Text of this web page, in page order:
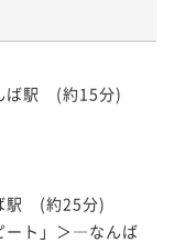
駅　(約15分)
　(約25分)
ート」＞―なんば